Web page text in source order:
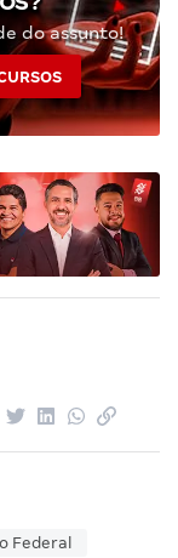
do assunto!
Federal